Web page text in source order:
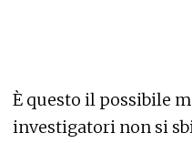
È questo il possibile
investigatori non si